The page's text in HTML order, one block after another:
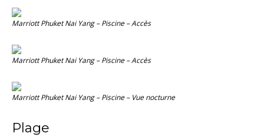
Marriott Phuket Nai Yang – Piscine – Accès
Marriott Phuket Nai Yang – Piscine – Accès
Marriott Phuket Nai Yang – Piscine – Vue nocturne
Plage